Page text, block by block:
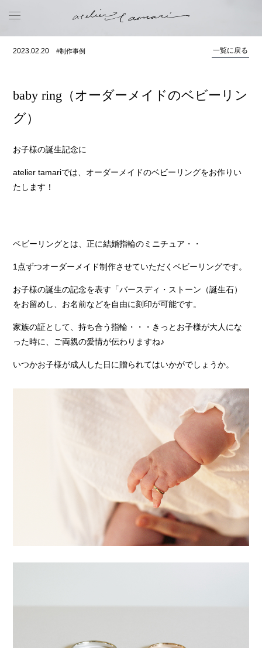
2023.02.20 #制作事例 一覧に戻る
baby ring（オーダーメイドのベビーリン
グ）
お子様の誕生記念に
atelier tamariでは、オーダーメイドのベビーリングをお作りい
たします！
ベビーリングとは、正に結婚指輪のミニチュア・・
1点ずつオーダーメイド制作させていただくベビーリングです。
お子様の誕生の記念を表す「バースディ・ストーン（誕生石）
をお留めし、お名前などを自由に刻印が可能です。
家族の証として、持ち合う指輪・・・きっとお子様が大人にな
った時に、ご両親の愛情が伝わりますね♪
いつかお子様が成人した日に贈られてはいかがでしょうか。